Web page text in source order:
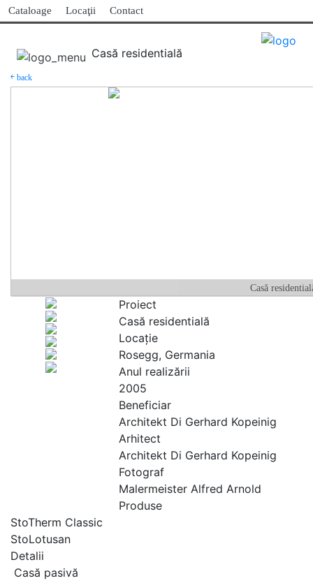
Cataloage Locaţii Contact
￩ back
Casă residentială
Casă
Proiect
Casă residentială
Locaţie
Rosegg, Germania
Anul realizării
2005
Beneficiar
Architekt Di Gerhard Kopeinig
Arhitect
Architekt Di Gerhard Kopeinig
Fotograf
Malermeister Alfred Arnold
Produse
StoTherm Classic
StoLotusan
Detalii
Casă pasivă